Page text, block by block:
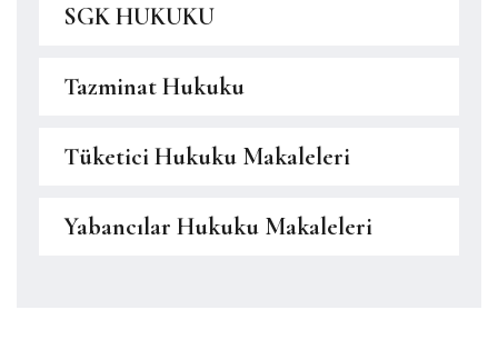
SGK HUKUKU
Tazminat Hukuku
Tüketici Hukuku Makaleleri
Yabancılar Hukuku Makaleleri